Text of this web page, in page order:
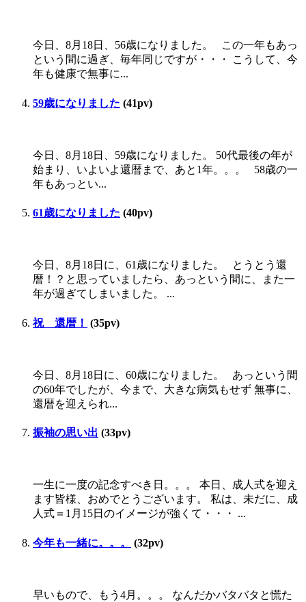
今日、8月18日、56歳になりました。 この一年もあっ
という間に過ぎ、毎年同じですが・・・ こうして、今
年も健康で無事に...
59歳になりました (41pv)
今日、8月18日、59歳になりました。 50代最後の年が
始まり、いよいよ還暦まで、あと1年。。。 58歳の一
年もあっとい...
61歳になりました (40pv)
今日、8月18日に、61歳になりました。 とうとう還
暦！？と思っていましたら、あっという間に、また一
年が過ぎてしまいました。 ...
祝 還暦！ (35pv)
今日、8月18日に、60歳になりました。 あっという間
の60年でしたが、今まで、大きな病気もせず 無事に、
還暦を迎えられ...
振袖の思い出 (33pv)
一生に一度の記念すべき日。。。 本日、成人式を迎え
ます皆様、おめでとうございます。 私は、未だに、成
人式＝1月15日のイメージが強くて・・・ ...
今年も一緒に。。。 (32pv)
早いもので、もう4月。。。 なんだかバタバタと慌た